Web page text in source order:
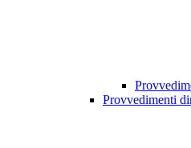
Provvedimenti